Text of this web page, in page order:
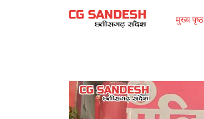
मुख्य पृष्ठ